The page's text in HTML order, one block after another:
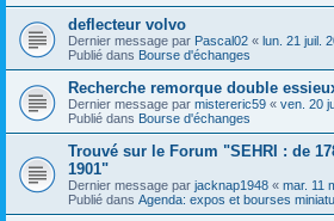
deflecteur volvo
Dernier message par Pascal02 « lun. 21 juil.
Publié dans Bourse d'échanges
Recherche remorque double
Dernier message par mistereric59 « ven. 20
Publié dans Bourse d'échanges
Trouvé sur le Forum "SEHRI : de
1901"
Dernier message par jacknap1948 « mar. 11
Publié dans Agenda: expos et bourses